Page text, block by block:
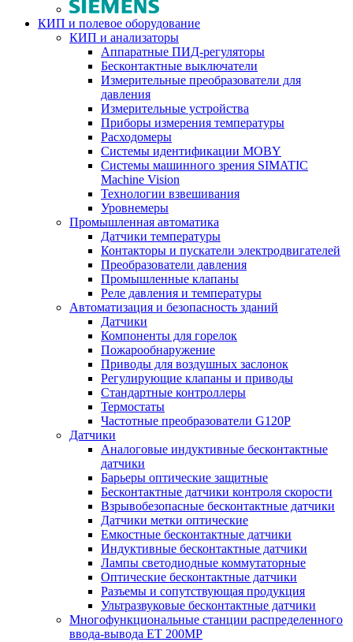
КИП и полевое оборудование
КИП и анализаторы
Аппаратные ПИД-регуляторы
Бесконтактные выключатели
Измерительные преобразователи для
давления
Измерительные устройства
Приборы измерения температуры
Расходомеры
Системы идентификации MOBY
Системы машинного зрения SIMATIC
Machine Vision
Технологии взвешивания
Уровнемеры
Промышленная автоматика
Датчики температуры
Контакторы и пускатели электродвигателей
Преобразователи давления
Промышленные клапаны
Реле давления и температуры
Автоматизация и безопасность зданий
Датчики
Компоненты для горелок
Пожарообнаружение
Приводы для воздушных заслонок
Регулирующие клапаны и приводы
Стандартные контроллеры
Термостаты
Частотные преобразователи G120P
Датчики
Аналоговые индуктивные бесконтактные
датчики
Барьеры оптические защитные
Бесконтактные датчики контроля скорости
Взрывобезопасные бесконтактные датчики
Датчики метки оптические
Емкостные бесконтактные датчики
Индуктивные бесконтактные датчики
Лампы светодиодные коммутаторные
Оптические бесконтактные датчики
Разъемы и сопутствующая продукция
Ультразвуковые бесконтактные датчики
Многофункциональные станции распределенного
ввода-вывода ET 200MP